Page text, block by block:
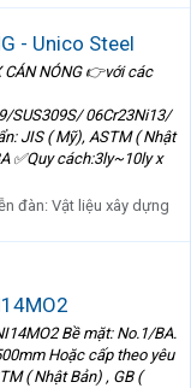
- Unico Steel
CÁN NÓNG 👉với các
SUS309S/ 06Cr23Ni13/
JIS ( Mỹ), ASTM ( Nhật
✅Quy cách:3ly~10ly x
đàn:Vật liệu xây dựng
Bề mặt: No.1/BA.
Hoặc cấp theo yêu
( Nhật Bản) , GB (